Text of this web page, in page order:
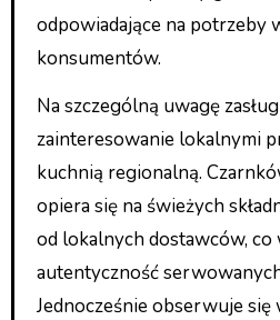
odpowiadające na potrzeby
konsumentów.
Na szczególną uwagę
zainteresowanie lokalnymi
kuchnią regionalną.
opiera się na świeżych
od lokalnych dostawców, co
autentyczność
Jednocześnie obserwuje